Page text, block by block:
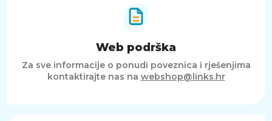
Web podrška
Za sve informacije o ponudi poveznica i rješenjima
kontaktirajte nas na webshop@links.hr